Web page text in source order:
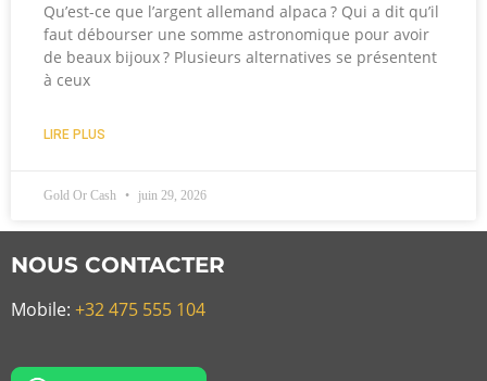
Qu’est-ce que l’argent allemand alpaca ? Qui a dit qu’il
faut débourser une somme astronomique pour avoir
de beaux bijoux ? Plusieurs alternatives se présentent
à ceux
LIRE PLUS
Gold Or Cash juin 29, 2026
NOUS CONTACTER
Mobile: +32 475 555 104